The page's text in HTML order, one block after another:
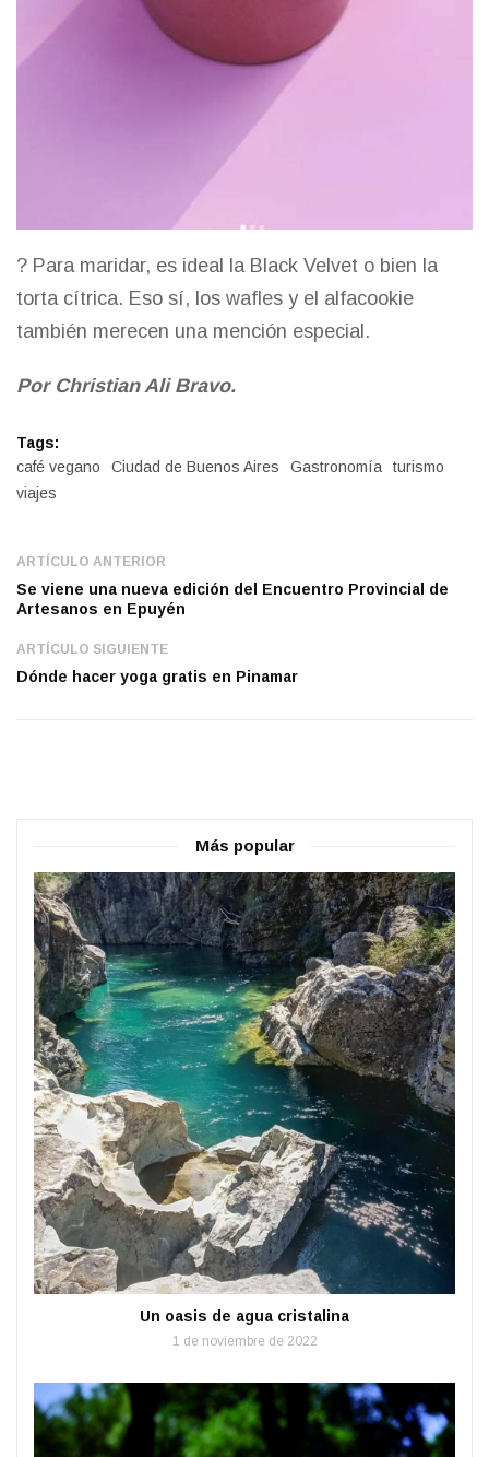
? Para maridar, es ideal la Black Velvet o bien la
torta cítrica. Eso sí, los wafles y el alfacookie
también merecen una mención especial.
Por Christian Ali Bravo.
Tags:
café vegano
Ciudad de Buenos Aires Gastronomía
turismo
viajes
ARTÍCULO ANTERIOR
Se viene una nueva edición del Encuentro Provincial de
Artesanos en Epuyén
ARTÍCULO SIGUIENTE
Dónde hacer yoga gratis en Pinamar
Más popular
Un oasis de agua cristalina
1 de noviembre de 2022